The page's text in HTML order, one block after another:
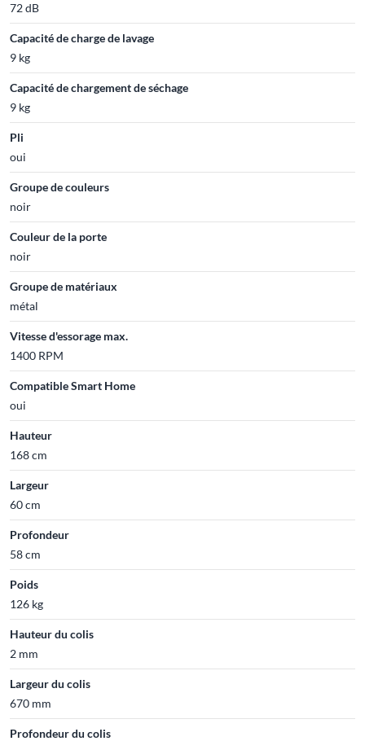
72 dB
Capacité de charge de lavage
9 kg
Capacité de chargement de séchage
9 kg
Pli
oui
Groupe de couleurs
noir
Couleur de la porte
noir
Groupe de matériaux
métal
Vitesse d'essorage max.
1400 RPM
Compatible Smart Home
oui
Hauteur
168 cm
Largeur
60 cm
Profondeur
58 cm
Poids
126 kg
Hauteur du colis
2 mm
Largeur du colis
670 mm
Profondeur du colis